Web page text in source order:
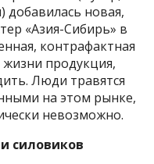
добавилась новая,
«Азия-Сибирь» в
контрафактная
продукция,
Люди травятся
на этом рынке,
невозможно.
силовиков